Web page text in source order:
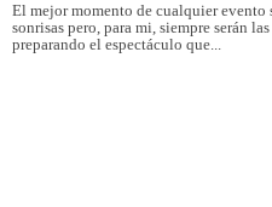
El mejor momento de cualquier evento
sonrisas pero, para mi, siempre serán
preparando el espectáculo que...